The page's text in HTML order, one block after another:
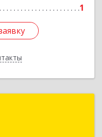
1
Долгопрудный г,